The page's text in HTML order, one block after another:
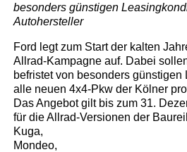
besonders günstigen
Autohersteller
Ford legt zum Start der kalten
Allrad-Kampagne auf. Dabei
befristet von besonders
alle neuen 4x4-Pkw der Kölner
Das Angebot gilt bis zum 31.
für die Allrad-Versionen der
Kuga,
Mondeo,